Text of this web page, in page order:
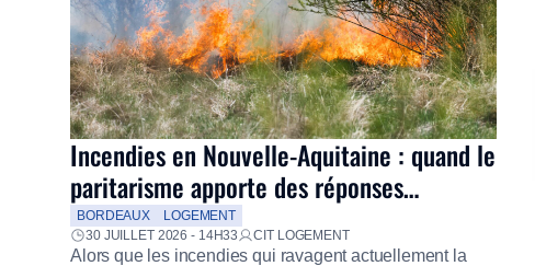
Incendies en Nouvelle-Aquitaine : quand le
paritarisme apporte des réponses
concrètes aux salariés
BORDEAUX
LOGEMENT
30 JUILLET 2026 - 14H33
CIT LOGEMENT
Alors que les incendies qui ravagent actuellement la